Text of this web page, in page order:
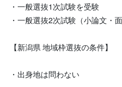
・一般選抜1次試験を受験
・一般選抜2次試験（小論文・
【新潟県 地域枠選抜の条件】
・出身地は問わない